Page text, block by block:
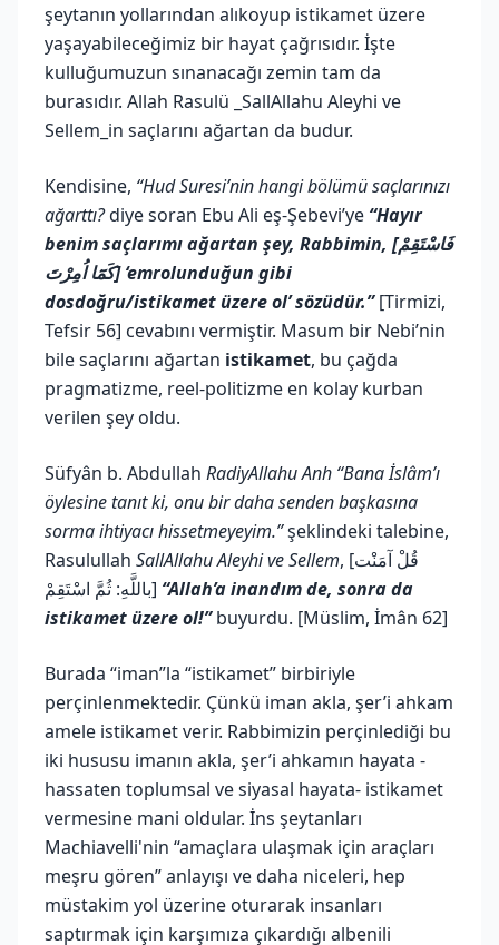
şeytanın yollarından alıkoyup istikamet üzere
yaşayabileceğimiz bir hayat çağrısıdır. İşte
kulluğumuzun sınanacağı zemin tam da
burasıdır. Allah Rasulü _SallAllahu Aleyhi ve
Sellem_in saçlarını ağartan da budur.
Kendisine, “Hud Suresi’nin hangi bölümü saçlarınızı
ağarttı?diye soran Ebu Ali eş-Şebevi’ye “Hayır
benim saçlarımı ağartan şey, Rabbimin, [فَاسْتَقِمْ
كَمَٓا اُمِرْتَ] ‘emrolunduğun gibi
dosdoğru/istikamet üzere ol’ sözüdür.”[Tirmizi,
Tefsir 56] cevabını vermiştir. Masum bir Nebi’nin
bile saçlarını ağartan istikamet, bu çağda
pragmatizme, reel-politizme en kolay kurban
verilen şey oldu.
Süfyân b. Abdullah RadiyAllahu Anh “Bana İslâm’ı
öylesine tanıt ki, onu bir daha senden başkasına
sorma ihtiyacı hissetmeyeyim.”şeklindeki talebine,
Rasulullah SallAllahu Aleyhi ve Sellem, [قُلْ آمَنْت
باللَّهِ: ثُمَّ اسْتَقِمْ] “Allah’a inandım de, sonra da
istikamet üzere ol!”buyurdu. [Müslim, İmân 62]
Burada “iman”la “istikamet” birbiriyle
perçinlenmektedir. Çünkü iman akla, şer’i ahkam
amele istikamet verir. Rabbimizin perçinlediği bu
iki hususu imanın akla, şer’i ahkamın hayata -
hassaten toplumsal ve siyasal hayata- istikamet
vermesine mani oldular. İns şeytanları
Machiavelli'nin “amaçlara ulaşmak için araçları
meşru gören” anlayışı ve daha niceleri, hep
müstakim yol üzerine oturarak insanları
saptırmak için karşımıza çıkardığı albenili